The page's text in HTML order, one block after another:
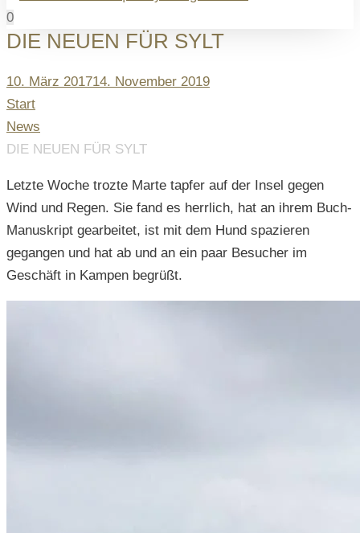
0
DIE NEUEN FÜR SYLT
Posted
on
10. März 201714. November 2019
Start
News
DIE NEUEN FÜR SYLT
Letzte Woche trozte Marte tapfer auf der Insel gegen
Wind und Regen. Sie fand es herrlich, hat an ihrem Buch-
Manuskript gearbeitet, ist mit dem Hund spazieren
gegangen und hat ab und an ein paar Besucher im
Geschäft in Kampen begrüßt.